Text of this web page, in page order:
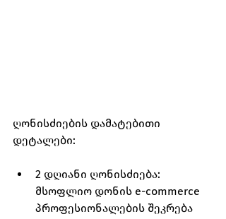
ღონისძიების დამატებითი
დეტალები:
2 დღიანი ღონისძიება:
მსოფლიო დონის e-commerce
პროფესიონალების შეკრება